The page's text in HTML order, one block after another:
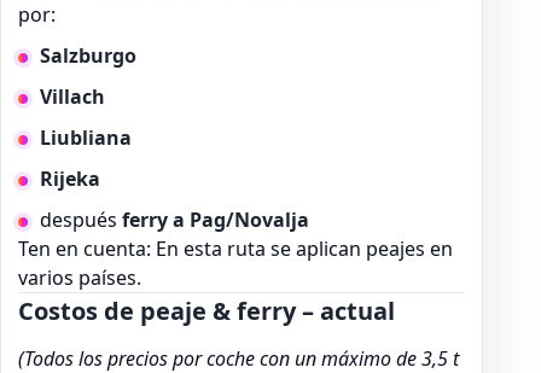
por:
Salzburgo
Villach
Liubliana
Rijeka
después ferry a Pag/Novalja
Ten en cuenta: En esta ruta se aplican peajes en
varios países.
Costos de peaje & ferry – actual
(Todos los precios por coche con un máximo de 3,5 t